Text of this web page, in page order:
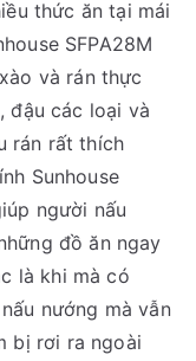
thức ăn tại mái
SFPA28M
và rán thực
đậu các loại và
rán rất thích
Sunhouse
người nấu
đồ ăn ngay
là khi mà có
nướng mà vẫn
bị rơi ra ngoài